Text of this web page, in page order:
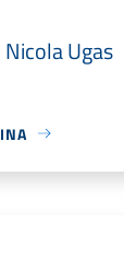
Nicola Ugas